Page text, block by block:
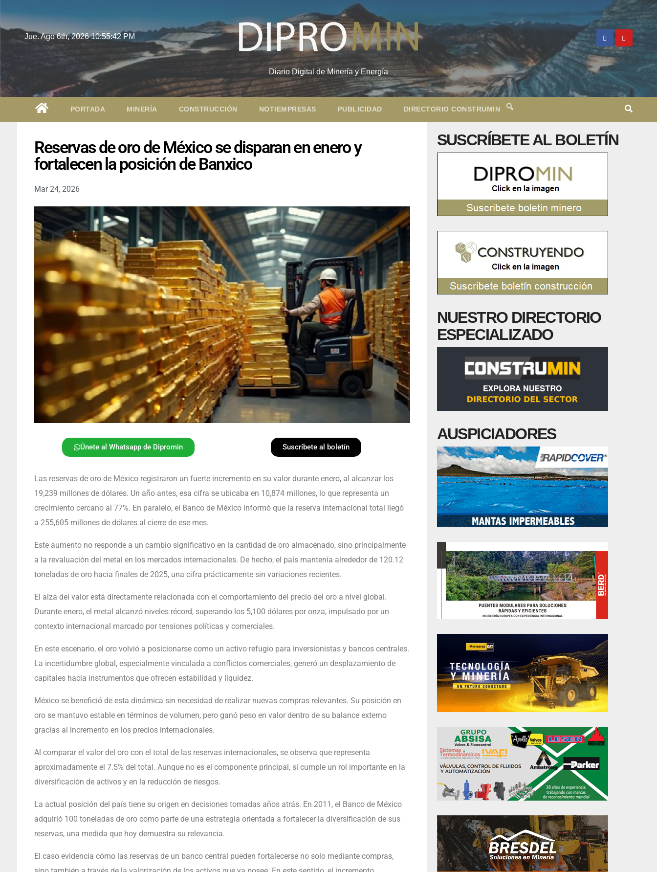
Jue. Ago 6th, 202610:55:44 PM
Diario Digital de Minería y Energía
PORTADA MINERÍA CONSTRUCCIÓN NOTIEMPRESAS PUBLICIDAD DIRECTORIO CONSTRUMIN
Reservas de oro de México se disparan en enero y
fortalecen la posición de Banxico
Mar 24, 2026
Únete al Whatsapp de Dipromin Suscríbete al boletín
Las reservas de oro de México registraron un fuerte incremento en su valor durante enero, al alcanzar los
19,239 millones de dólares. Un año antes, esa cifra se ubicaba en 10,874 millones, lo que representa un
crecimiento cercano al 77%. En paralelo, el Banco de México informó que la reserva internacional total llegó
a 255,605 millones de dólares al cierre de ese mes.
Este aumento no responde a un cambio significativo en la cantidad de oro almacenado, sino principalmente
a la revaluación del metal en los mercados internacionales. De hecho, el país mantenía alrededor de 120.12
toneladas de oro hacia finales de 2025, una cifra prácticamente sin variaciones recientes.
El alza del valor está directamente relacionada con el comportamiento del precio del oro a nivel global.
Durante enero, el metal alcanzó niveles récord, superando los 5,100 dólares por onza, impulsado por un
contexto internacional marcado por tensiones políticas y comerciales.
En este escenario, el oro volvió a posicionarse como un activo refugio para inversionistas y bancos centrales.
La incertidumbre global, especialmente vinculada a conflictos comerciales, generó un desplazamiento de
capitales hacia instrumentos que ofrecen estabilidad y liquidez.
México se benefició de esta dinámica sin necesidad de realizar nuevas compras relevantes. Su posición en
oro se mantuvo estable en términos de volumen, pero ganó peso en valor dentro de su balance externo
gracias al incremento en los precios internacionales.
Al comparar el valor del oro con el total de las reservas internacionales, se observa que representa
aproximadamente el 7.5% del total. Aunque no es el componente principal, sí cumple un rol importante en la
diversificación de activos y en la reducción de riesgos.
La actual posición del país tiene su origen en decisiones tomadas años atrás. En 2011, el Banco de México
adquirió 100 toneladas de oro como parte de una estrategia orientada a fortalecer la diversificación de sus
reservas, una medida que hoy demuestra su relevancia.
El caso evidencia cómo las reservas de un banco central pueden fortalecerse no solo mediante compras,
SUSCRÍBETE AL BOLETÍN
NUESTRO DIRECTORIO
ESPECIALIZADO
AUSPICIADORES